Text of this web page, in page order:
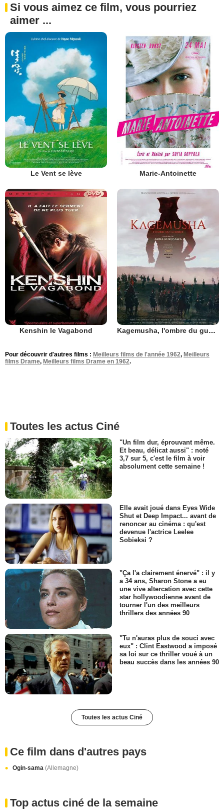
Si vous aimez ce film, vous pourriez
aimer ...
Le Vent se lève Marie-Antoinette
Kenshin le Vagabond Kagemusha, l'ombre du guerrier
Pour découvrir d'autres films : Meilleurs films de l'année 1962, Meilleurs
films Drame, Meilleurs films Drame en 1962.
Toutes les actus Ciné
"Un film dur, éprouvant même.
Et beau, délicat aussi" : noté
3,7 sur 5, c'est le film à voir
absolument cette semaine !
Elle avait joué dans Eyes Wide
Shut et Deep Impact... avant de
renoncer au cinéma : qu'est
devenue l'actrice Leelee
Sobieksi ?
"Ça l'a clairement énervé" : il y
a 34 ans, Sharon Stone a eu
une vive altercation avec cette
star hollywoodienne avant de
tourner l'un des meilleurs
thrillers des années 90
"Tu n'auras plus de souci avec
eux" : Clint Eastwood a imposé
sa loi sur ce thriller voué à un
beau succès dans les années 90
Toutes les actus Ciné
Ce film dans d'autres pays
Ogin-sama (Allemagne)
Top actus ciné de la semaine